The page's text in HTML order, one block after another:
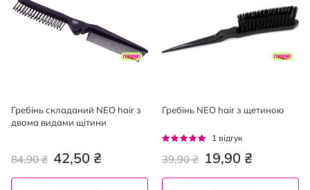
Гребінь складаний NEO hair з
двома видами щітини
42,50 ₴
84,90 ₴
Гребінь NEO hair з щетиною
Рейтинг:
1 відгук
19,90 ₴
39,90 ₴